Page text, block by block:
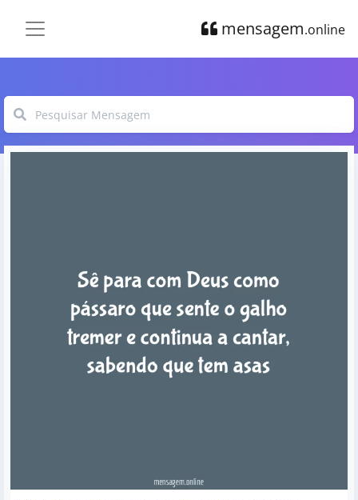
mensagem.online